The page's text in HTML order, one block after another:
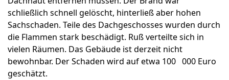
schließlich schnell gelöscht, hinterließ aber hohen
Sachschaden. Teile des Dachgeschosses wurden durch
die Flammen stark beschädigt. Ruß verteilte sich in
vielen Räumen. Das Gebäude ist derzeit nicht
bewohnbar. Der Schaden wird auf etwa 100 000 Euro
geschätzt.